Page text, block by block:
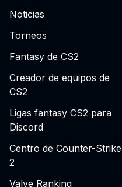
Noticias
Torneos
Fantasy de CS2
Creador de equipos de
CS2
Ligas fantasy CS2 para
Discord
Centro de Counter-Strike
2
Valve Ranking